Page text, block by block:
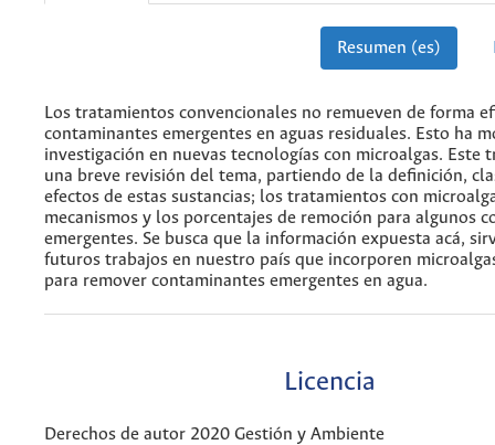
Resumen (es)
Los tratamientos convencionales no remueven de forma
contaminantes emergentes en aguas residuales. Esto ha
investigación en nuevas tecnologías con microalgas. Este
una breve revisión del tema, partiendo de la definición,
efectos de estas sustancias; los tratamientos con
mecanismos y los porcentajes de remoción para algunos
emergentes. Se busca que la información expuesta acá,
futuros trabajos en nuestro país que incorporen
para remover contaminantes emergentes en agua.
Licencia
Derechos de autor 2020 Gestión y Ambiente